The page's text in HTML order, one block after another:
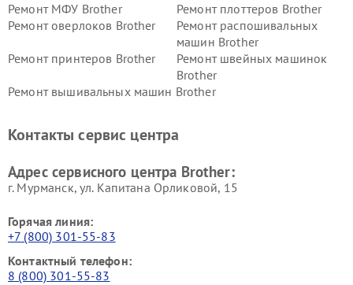
Ремонт МФУ Brother
Ремонт плоттеров Brother
Ремонт оверлоков Brother
Ремонт распошивальных
машин Brother
Ремонт принтеров Brother
Ремонт швейных машинок
Brother
Ремонт вышивальных машин Brother
Контакты сервис центра
Адрес сервисного центра Brother:
г. Мурманск, ул. Капитана Орликовой, 15
Горячая линия:
+7 (800) 301-55-83
Контактный телефон:
8 (800) 301-55-83